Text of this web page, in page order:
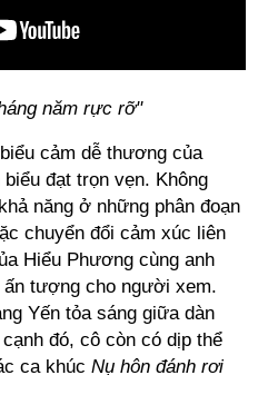
năm rực rỡ"
cảm dễ thương của
đạt trọn vẹn. Không
năng ở những phân đoạn
chuyển đổi cảm xúc liên
Hiểu Phương cùng anh
tượng cho người xem.
Yến tỏa sáng giữa dàn
đó, cô còn có dịp thể
ca khúc Nụ hôn đánh rơi